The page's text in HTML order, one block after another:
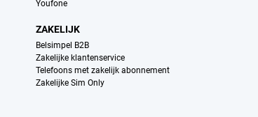
Youfone
ZAKELIJK
Belsimpel B2B
Zakelijke klantenservice
Telefoons met zakelijk abonnement
Zakelijke Sim Only